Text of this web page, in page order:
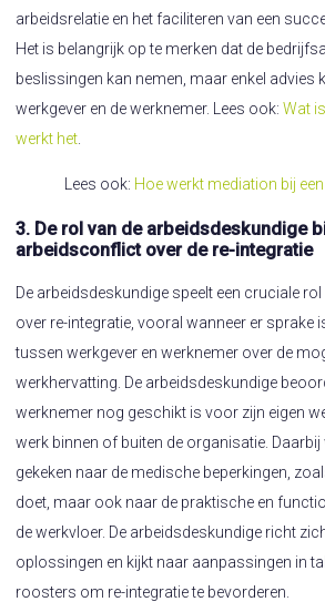
arbeidsrelatie en het faciliteren van een
Het is belangrijk op te merken dat de
beslissingen kan nemen, maar enkel advies
werkgever en de werknemer. Lees ook: Wat
werkt het.
Lees ook: Hoe werkt mediation bij
3. De rol van de arbeidsdeskundige
arbeidsconflict over de re-integratie
De arbeidsdeskundige speelt een cruciale
over re-integratie, vooral wanneer er sprake
tussen werkgever en werknemer over de
werkhervatting. De arbeidsdeskundige
werknemer nog geschikt is voor zijn eigen
werk binnen of buiten de organisatie. Daarbij
gekeken naar de medische beperkingen,
doet, maar ook naar de praktische en
de werkvloer. De arbeidsdeskundige richt
oplossingen en kijkt naar aanpassingen in
roosters om re-integratie te bevorderen.